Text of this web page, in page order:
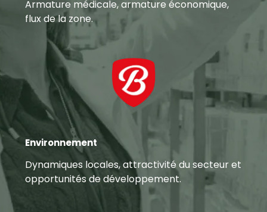
Armature médicale, armature économique,
flux de la zone.
Environnement
Dynamiques locales, attractivité du secteur et
opportunités de développement.